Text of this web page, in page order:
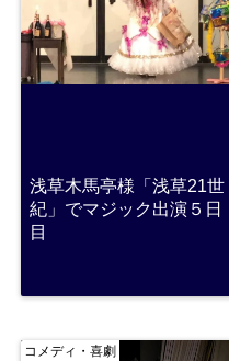
浅草木馬亭様「浅草21世
紀」でマジック出演５日
目
コメディ・喜劇